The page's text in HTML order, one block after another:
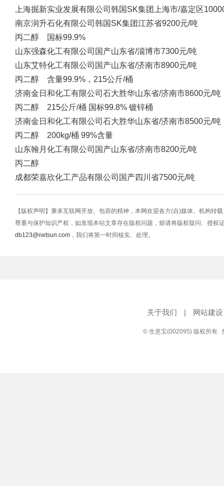
上海掘新实业发展有限公司 韩国SK集团 上海市/嘉定区
南京润升石化有限公司 韩国SK集团江苏省9200元/吨
丙二醇 国标99.9%
山东强森化工有限公司 国产山东省/淄博市7300元/吨
山东艾特化工有限公司 国产山东省/济南市8900元/吨
丙二醇 含量99.9%，215公斤/桶
济南金日和化工有限公司 石大胜华山东省/济南市8600元/吨
丙二醇 215公斤/桶 国标99.8% 镀锌桶
济南金日和化工有限公司 石大胜华山东省/济南市8500元/吨
丙二醇 200kg/桶 99%含量
山东翰月化工有限公司 国产山东省/济南市8200元/吨
丙二醇
成都荣嘉欣化工产品有限公司 国产四川省7500元/吨
【版权声明】秉承互联网开放、包容的精神，本网欢迎各方(自)媒体、机构转
尊重与保护知识产权，如发现本站文章存在版权问题，烦请将版权疑问、授权
db123@netsun.com ，我们将第一时间核实、处理。
关于我们 | 网站建设
© 生意宝(002095) 版权所有